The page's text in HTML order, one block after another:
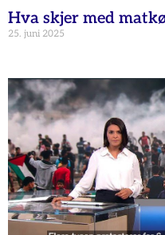
Hva skjer med
25. juni 2025